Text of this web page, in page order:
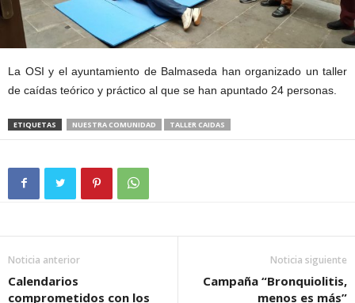
La OSI y el ayuntamiento de Balmaseda han organizado un taller
de caídas teórico y práctico al que se han apuntado 24 personas.
ETIQUETAS NUESTRA COMUNIDAD TALLER CAIDAS
Noticia anterior
Calendarios
comprometidos con los
Noticia siguiente
Campaña “Bronquiolitis,
menos es más”